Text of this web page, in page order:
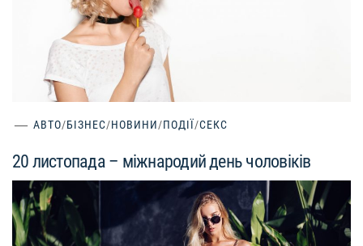
АВТО/БІЗНЕС/НОВИНИ/ПОДІЇ/СЕКС
20 листопада – міжнародий день чоловіків